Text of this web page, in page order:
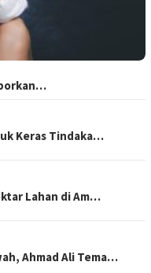
Keras Tindaka…
Lahan di Am…
Ahmad Ali Tema…